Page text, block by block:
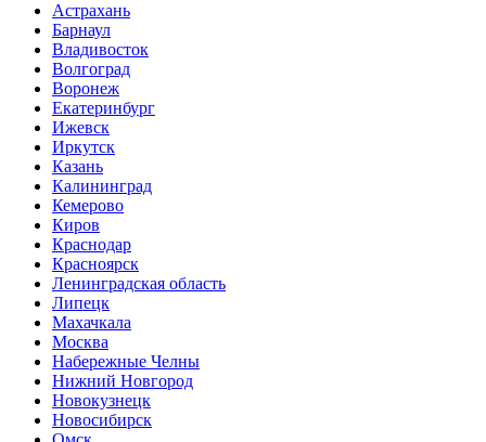
Астрахань
Барнаул
Владивосток
Волгоград
Воронеж
Екатеринбург
Ижевск
Иркутск
Казань
Калининград
Кемерово
Киров
Краснодар
Красноярск
Ленинградская область
Липецк
Махачкала
Москва
Набережные Челны
Нижний Новгород
Новокузнецк
Новосибирск